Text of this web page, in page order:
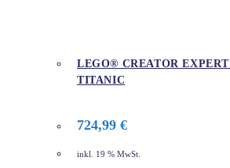
LEGO® CREATOR
TITANIC
724,99 €
inkl. 19 % MwSt.